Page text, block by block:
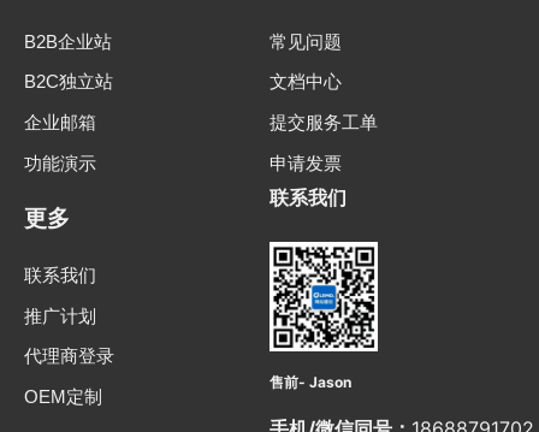
B2B企业站
B2C独立站
企业邮箱
功能演示
常见问题
文档中心
提交服务工单
申请发票
更多
联系我们
推广计划
代理商登录
OEM定制
联系我们
售前- Jason